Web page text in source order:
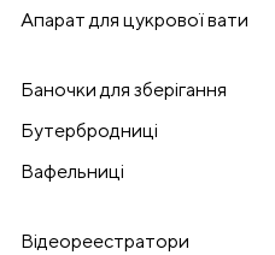
Апарат для цукрової вати
Баночки для зберігання
Бутербродниці
Вафельниці
Відеореестратори